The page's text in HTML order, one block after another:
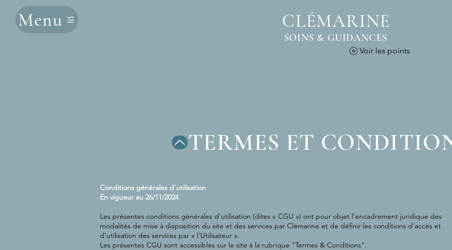
Menu
SOINS & GUIDANCES
CLÉMARINE
Voir les points
TERMES ET
Conditions générales d'utilisation
En vigueur au 26/11/2024
Les présentes conditions générales d'utilisation (dites « CGU ») ont pour objet l'encadrement juridique des
modalités de mise à disposition du site et des services par Clémarine et de définir les conditions d’accès et
d’utilisation des services par « l'Utilisateur ».
Les présentes CGU sont accessibles sur le site à la rubrique "Termes & Conditions".